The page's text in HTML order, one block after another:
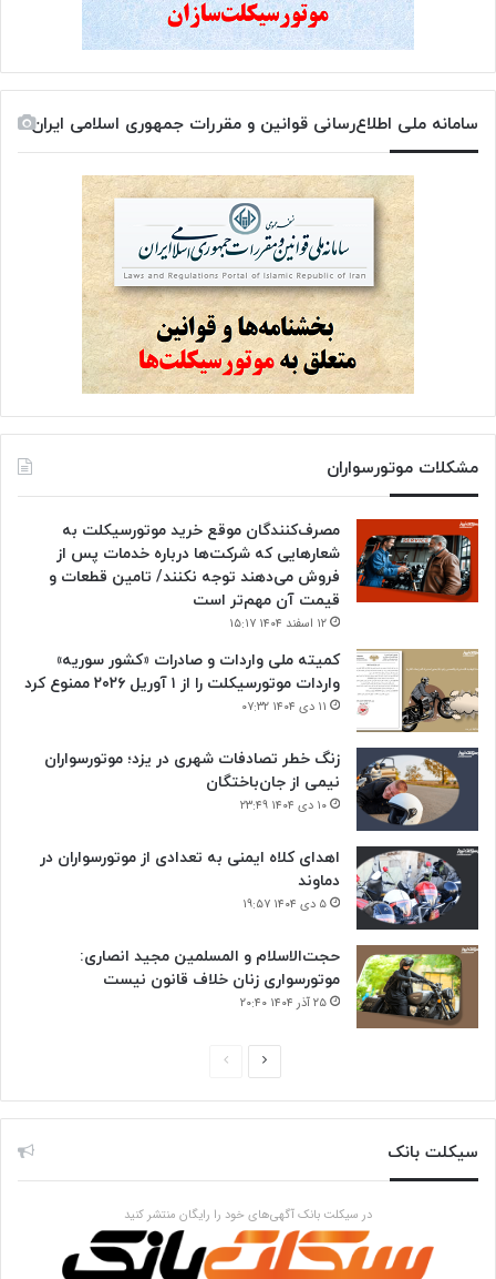
سامانه ملی اطلاع‌رسانی قوانین و مقررات جمهوری اسلامی ایران
مشکلات موتورسواران
مصرف‌کنندگان موقع خرید موتورسیکلت به
شعارهایی که شرکت‌ها درباره خدمات پس از
فروش می‌دهند توجه نکنند/ تامین قطعات و
قیمت آن مهم‌تر است
۱۲ اسفند ۱۴۰۴ ۱۵:۱۷
کمیته ملی واردات و صادرات «کشور سوریه»
واردات موتورسیکلت را از ۱ آوریل ۲۰۲۶ ممنوع کرد
۱۱ دی ۱۴۰۴ ۰۷:۳۲
زنگ خطر تصادفات شهری در یزد؛ موتورسواران
نیمی از جان‌باختگان
۱۰ دی ۱۴۰۴ ۲۳:۴۹
اهدای کلاه ایمنی به تعدادی از موتورسواران در
دماوند
۵ دی ۱۴۰۴ ۱۹:۵۷
حجت‌الاسلام و المسلمین مجید انصاری:
موتورسواری زنان خلاف قانون نیست
۲۵ آذر ۱۴۰۴ ۲۰:۴۰
صفحه
صفحه
سیکلت بانک
در سیکلت بانک آگهی‌های خود را رایگان منتشر کنید